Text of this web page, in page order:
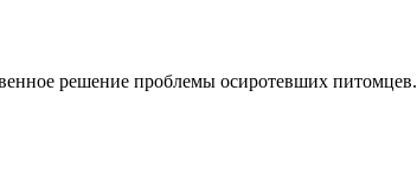
решение проблемы осиротевших питомцев.